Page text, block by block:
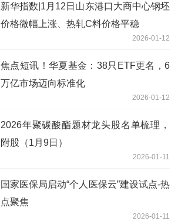
新华指数|1月12日山东港口大商中心钢坯
价格微幅上涨、热轧C料价格平稳
2026-01-12
焦点短讯！华夏基金：38只ETF更名，6
万亿市场迈向标准化
2026-01-12
2026年聚碳酸酯题材龙头股名单梳理，
附股（1月9日）
2026-01-11
国家医保局启动“个人医保云”建设试点-热
点聚焦
2026-01-11